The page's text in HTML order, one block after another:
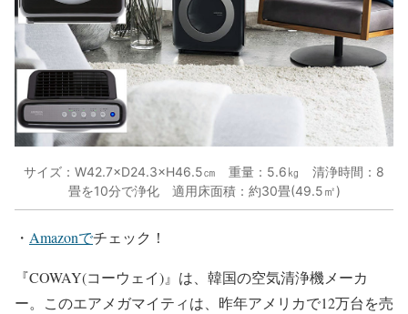
サイズ：W42.7×D24.3×H46.5㎝ 重量：5.6㎏ 清浄時間：8
畳を10分で浄化 適用床面積：約30畳(49.5㎡)
・ Amazonでチェック！
『COWAY(コーウェイ)』は、韓国の空気清浄機メーカ
ー。このエアメガマイティは、昨年アメリカで12万台を売